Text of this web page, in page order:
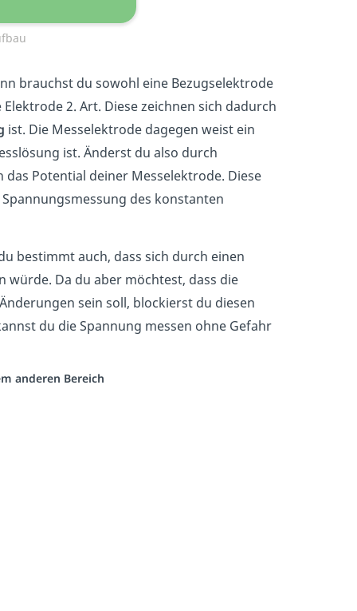
brauchst du sowohl eine Bezugselektrode
2. Art. Diese zeichnen sich dadurch
ist. Die Messelektrode dagegen weist ein
ist. Änderst du also durch
Potential deiner Messelektrode. Diese
des konstanten
bestimmt auch, dass sich durch einen
würde. Da du aber möchtest, dass die
sein soll, blockierst du diesen
du die Spannung messen ohne Gefahr
anderen Bereich